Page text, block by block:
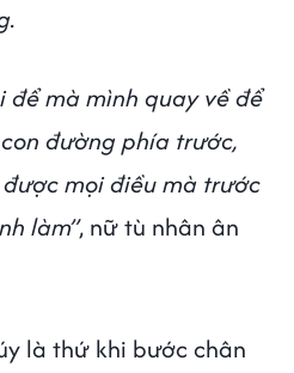
để mà mình quay về để
đường phía trước,
mọi điều mà trước
làm”, nữ tù nhân ân
là thứ khi bước chân